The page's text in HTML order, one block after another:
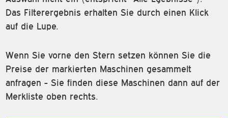
Das Filterergebnis erhalten Sie durch einen Klick
auf die Lupe.
Wenn Sie vorne den Stern setzen können Sie die
Preise der markierten Maschinen gesammelt
anfragen - Sie finden diese Maschinen dann auf der
Merkliste oben rechts.